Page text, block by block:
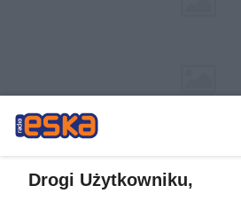
Drogi Użytkowniku,